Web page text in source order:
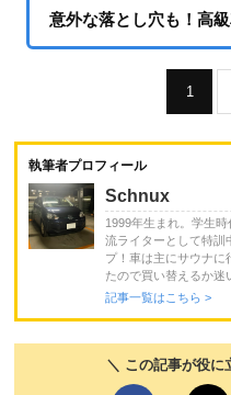
意外な落とし穴も！高
1
執筆者プロフィール
Schnux
1999年生まれ。学生
流ライターとして特訓
プ！車は主にサウナに
たので買い替えるか迷
記事一覧はこちら >
＼ この記事が役に